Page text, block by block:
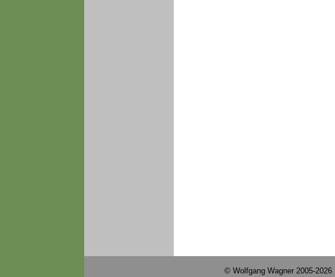
© Wolfgang Wagner 2005-2026 |